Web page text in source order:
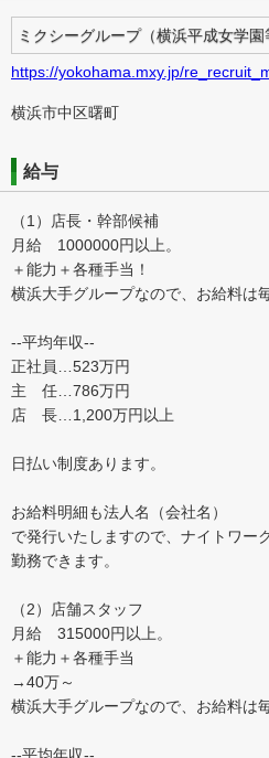
ミクシーグループ（横浜平成女学園
https://yokohama.mxy.jp/
横浜市中区曙町
給与
（1）店長・幹部候補
月給 1000000円以上。
＋能力＋各種手当！
横浜大手グループなので、お給料は
--平均年収--
正社員…523万円
主 任…786万円
店 長…1,200万円以上
日払い制度あります。
お給料明細も法人名（会社名）
で発行いたしますので、ナイトワー
勤務できます。
（2）店舗スタッフ
月給 315000円以上。
＋能力＋各種手当
→40万～
横浜大手グループなので、お給料は
--平均年収--